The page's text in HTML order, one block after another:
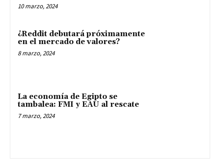
10 marzo, 2024
¿Reddit debutará próximamente
en el mercado de valores?
8 marzo, 2024
La economía de Egipto se
tambalea: FMI y EAU al rescate
7 marzo, 2024